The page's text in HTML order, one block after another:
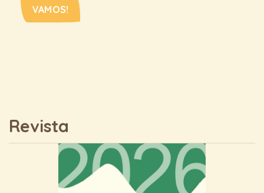
VAMOS!
Revista